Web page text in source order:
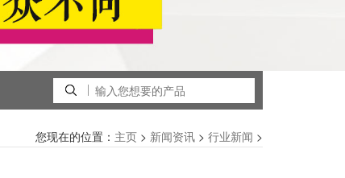
您现在的位置： 主页 > 新闻资讯 > 行业新闻 >